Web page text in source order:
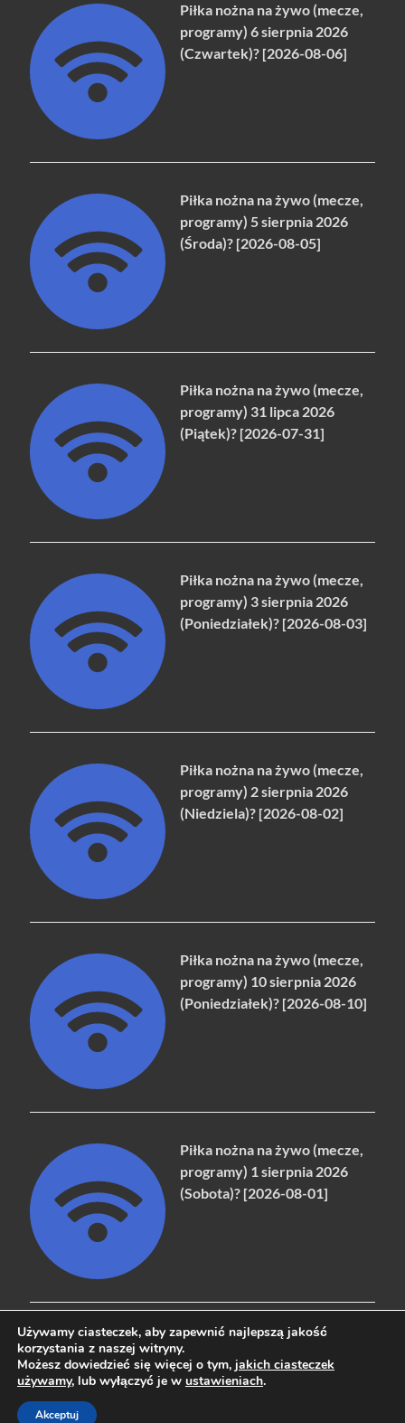
Piłka nożna na żywo (mecze,
programy) 6 sierpnia 2026
(Czwartek)? [2026-08-06]
Piłka nożna na żywo (mecze,
programy) 5 sierpnia 2026
(Środa)? [2026-08-05]
Piłka nożna na żywo (mecze,
programy) 31 lipca 2026
(Piątek)? [2026-07-31]
Piłka nożna na żywo (mecze,
programy) 3 sierpnia 2026
(Poniedziałek)? [2026-08-03]
Piłka nożna na żywo (mecze,
programy) 2 sierpnia 2026
(Niedziela)? [2026-08-02]
Piłka nożna na żywo (mecze,
programy) 10 sierpnia 2026
(Poniedziałek)? [2026-08-10]
Piłka nożna na żywo (mecze,
programy) 1 sierpnia 2026
(Sobota)? [2026-08-01]
Copyright © 2026naziemna.info - Telewizja cyfrowa, Radio,
Używamy ciasteczek, aby zapewnić najlepszą jakość
korzystania z naszej witryny.
Możesz dowiedzieć się więcej o tym, jakich ciasteczek
używamy, lub wyłączyć je w ustawieniach.
Akceptuj